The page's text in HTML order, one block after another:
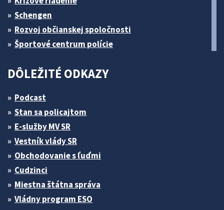
Schengen
Rozvoj občianskej spoločnosti
Športové centrum polície
DÔLEŽITÉ ODKAZY
Podcast
Stan sa policajtom
E-služby MV SR
Vestník vlády SR
Obchodovanie s ľuďmi
Cudzinci
Miestna štátna správa
Vládny program ESO